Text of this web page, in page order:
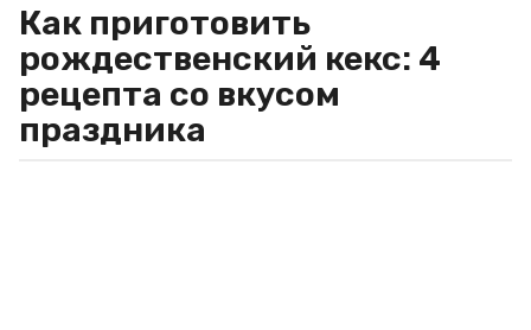
л
т
a
g
Как приготовить
рождественский кекс: 4
рецепта со вкусом
праздника